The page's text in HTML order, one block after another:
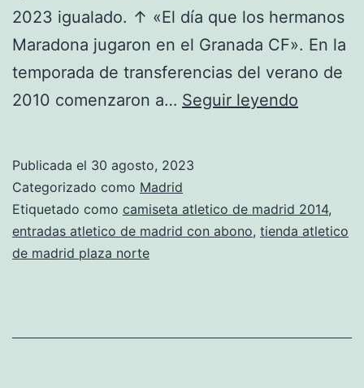
2023 igualado. ↑ «El día que los hermanos
Maradona jugaron en el Granada CF». En la
temporada de transferencias del verano de
2010 comenzaron a… Seguir leyendo
atrapalo
Publicada el 30 agosto, 2023
Categorizado como Madrid
Etiquetado como camiseta atletico de madrid 2014,
entradas atletico de madrid con abono, tienda atletico
de madrid plaza norte